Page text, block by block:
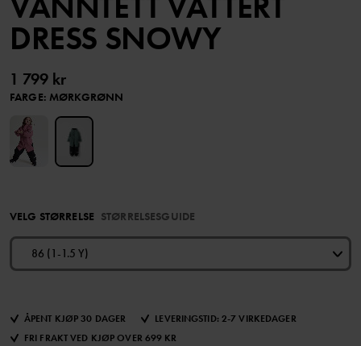
DRESS SNOWY
1 799 kr
FARGE: MØRKGRØNN
VELG STØRRELSE STØRRELSESGUIDE
86 (1-1.5 Y)
ÅPENT KJØP 30 DAGER
LEVERINGSTID: 2-7 VIRKEDAGER
FRI FRAKT VED KJØP OVER 699 KR